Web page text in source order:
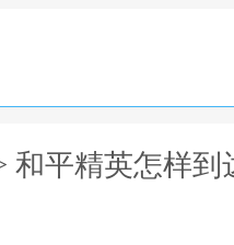
和平精英怎样